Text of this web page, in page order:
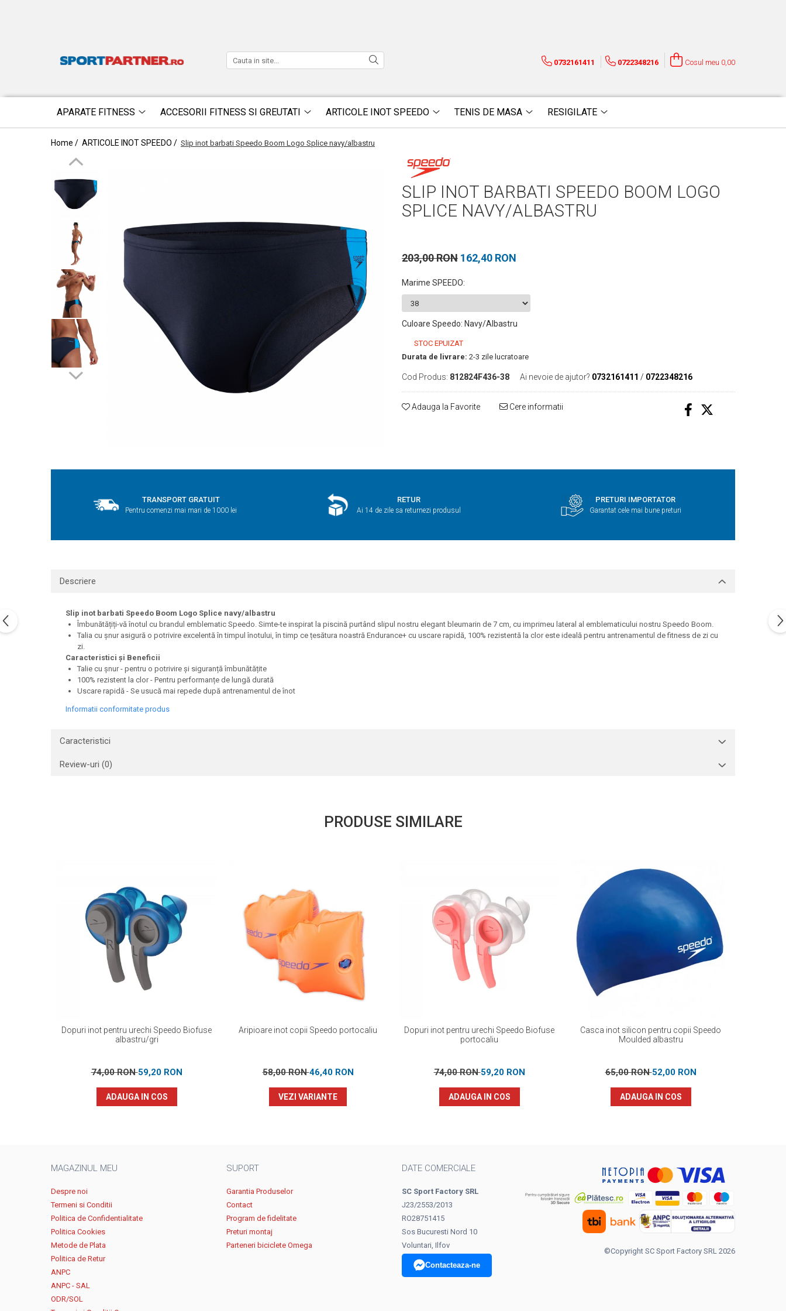
0732161411 0722348216 Cosul meu 0,00
APARATE FITNESS ACCESORII FITNESS SI GREUTATI ARTICOLE INOT SPEEDO TENIS DE MASA RESIGILATE
Home / ARTICOLE INOT SPEEDO / Slip inot barbati Speedo Boom Logo Splice navy/albastru
SLIP INOT BARBATI SPEEDO BOOM LOGO
SPLICE NAVY/ALBASTRU
203,00 RON 162,40 RON
Marime SPEEDO:
Culoare Speedo: Navy/Albastru
STOC EPUIZAT
Durata de livrare: 2-3 zile lucratoare
Cod Produs: 812824F436-38 Ai nevoie de ajutor? 0732161411 / 0722348216
Adauga la Favorite Cere informatii
TRANSPORT GRATUIT
Pentru comenzi mai mari de 1000 lei
RETUR
Ai 14 de zile sa returnezi produsul
PRETURI IMPORTATOR
Garantat cele mai bune preturi
Descriere
Slip inot barbati Speedo Boom Logo Splice navy/albastru
Îmbunătățiți-vă înotul cu brandul emblematic Speedo. Simte-te inspirat la piscină purtând slipul nostru elegant bleumarin de 7 cm, cu imprimeu lateral al emblematicului nostru Speedo Boom.
Talia cu șnur asigură o potrivire excelentă în timpul înotului, în timp ce țesătura noastră Endurance+ cu uscare rapidă, 100% rezistentă la clor este ideală pentru antrenamentul de fitness de zi cu
zi.
Caracteristici și Beneficii
Talie cu șnur - pentru o potrivire și siguranță îmbunătățite
100% rezistent la clor - Pentru performanțe de lungă durată
Uscare rapidă - Se usucă mai repede după antrenamentul de înot
Informatii conformitate produs
Caracteristici
Review-uri (0)
PRODUSE SIMILARE
Dopuri inot pentru urechi Speedo Biofuse
albastru/gri
74,00 RON59,20 RON
ADAUGA IN COS
Aripioare inot copii Speedo portocaliu
58,00 RON46,40 RON
VEZI VARIANTE
Dopuri inot pentru urechi Speedo Biofuse
portocaliu
74,00 RON59,20 RON
ADAUGA IN COS
Casca inot silicon pentru copii Speedo
Moulded albastru
65,00 RON52,00 RON
ADAUGA IN COS
MAGAZINUL MEU
Despre noi
Termeni si Conditii
Politica de Confidentialitate
Politica Cookies
Metode de Plata
Politica de Retur
ANPC
ANPC - SAL
ODR/SOL
SUPORT
Garantia Produselor
Contact
Program de fidelitate
Preturi montaj
Parteneri biciclete Omega
DATE COMERCIALE
SC Sport Factory SRL
J23/2553/2013
RO28751415
Sos Bucuresti Nord 10
Voluntari, Ilfov
Contacteaza-ne
©Copyright SC Sport Factory SRL 2026